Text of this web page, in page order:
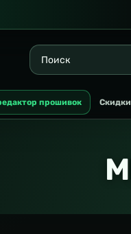
прошивок Скидки